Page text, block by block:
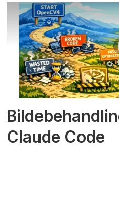
Claude Code